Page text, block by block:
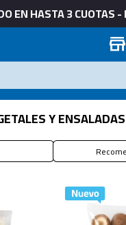
EN HASTA 3 CUOTAS -
store
Y ENSALADAS